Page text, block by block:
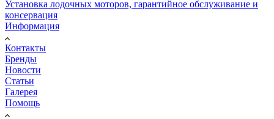
Установка лодочных моторов, гарантийное обслуживание и
консервация
Информация
Контакты
Бренды
Новости
Статьи
Галерея
Помощь